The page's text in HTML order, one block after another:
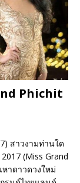
Phichit
สาวงามท่านใด
(Miss Grand
าดาวดวงใหม่